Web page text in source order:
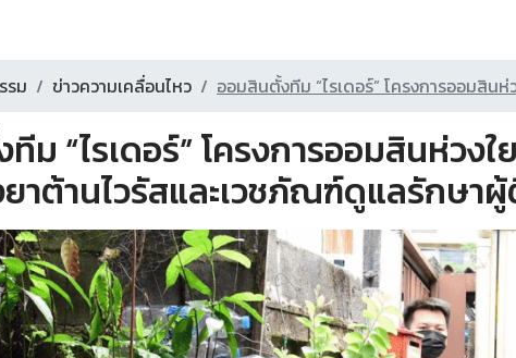
รม ข่าวความเคลื่อนไหว ออมสินตั้งทีม “ไรเดอร์” โครงการออมสิน
ม “ไรเดอร์” โครงการออมสินห่วง
าต้านไวรัสและเวชภัณฑ์ดูแลรักษาผู้